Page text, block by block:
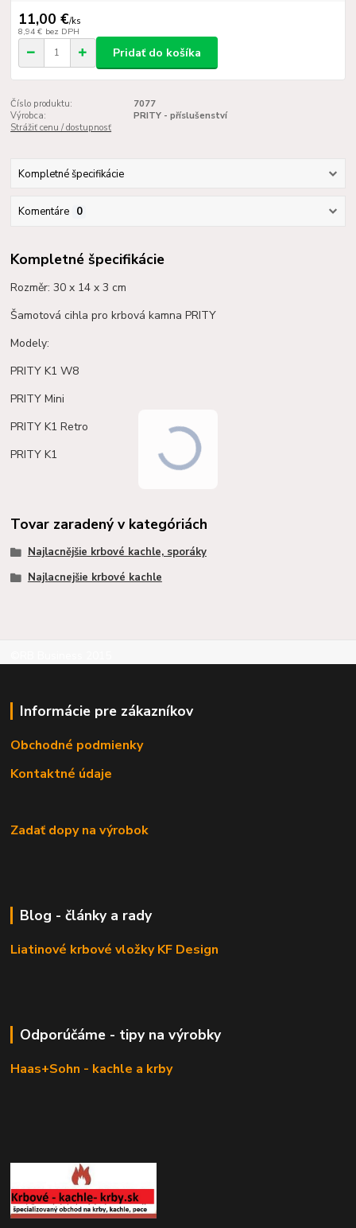
11,00 €/ks
8,94 € bez DPH
Pridať do košíka
Číslo produktu:
7077
Výrobca:
PRITY - příslušenství
Strážiť cenu / dostupnosť
Kompletné špecifikácie
Komentáre 0
Kompletné špecifikácie
Rozměr: 30 x 14 x 3 cm
Šamotová cihla pro krbová kamna PRITY
Modely:
PRITY K1 W8
PRITY Mini
PRITY K1 Retro
PRITY K1
Tovar zaradený v kategóriách
Najlacnějšie krbové kachle, sporáky
Najlacnejšie krbové kachle
Informácie pre zákazníkov
Obchodné podmienky
Kontaktné údaje
Zadať dopy na výrobok
Blog - články a rady
Liatinové krbové vložky KF Design
Odporúčáme - tipy na výrobky
Haas+Sohn - kachle a krby